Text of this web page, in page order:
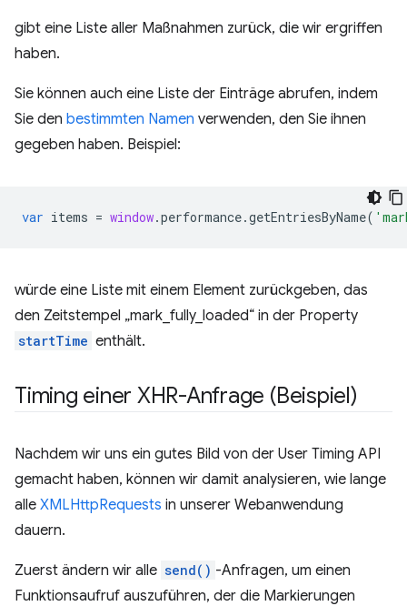
gibt eine Liste aller Maßnahmen zurück, die wir ergriffen
haben.
Sie können auch eine Liste der Einträge abrufen, indem
Sie den bestimmten Namen verwenden, den Sie ihnen
gegeben haben. Beispiel:
var items = window.performance.getEntriesByName(
würde eine Liste mit einem Element zurückgeben, das
den Zeitstempel „mark_fully_loaded“ in der Property
startTime enthält.
Timing einer XHR-Anfrage (Beispiel)
Nachdem wir uns ein gutes Bild von der User Timing API
gemacht haben, können wir damit analysieren, wie lange
alle XMLHttpRequests in unserer Webanwendung
dauern.
Zuerst ändern wir alle send() -Anfragen, um einen
Funktionsaufruf auszuführen, der die Markierungen